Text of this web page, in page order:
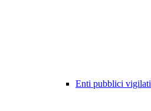
Enti pubblici vigilati